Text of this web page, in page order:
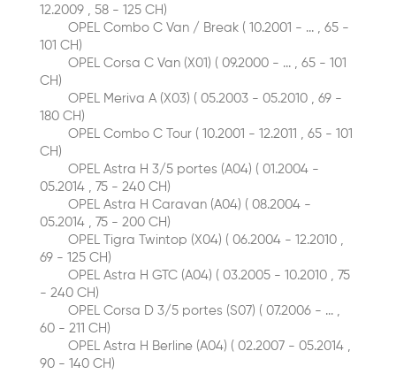
12.2009 , 58 - 125 CH)
OPEL Combo C Van / Break ( 10.2001 - ... , 65 -
101 CH)
OPEL Corsa С Van (X01) ( 09.2000 - ... , 65 - 101
CH)
OPEL Meriva A (X03) ( 05.2003 - 05.2010 , 69 -
180 CH)
OPEL Combo C Tour ( 10.2001 - 12.2011 , 65 - 101
CH)
OPEL Astra H 3/5 portes (A04) ( 01.2004 -
05.2014 , 75 - 240 CH)
OPEL Astra H Caravan (A04) ( 08.2004 -
05.2014 , 75 - 200 CH)
OPEL Tigra Twintop (X04) ( 06.2004 - 12.2010 ,
69 - 125 CH)
OPEL Astra H GTC (A04) ( 03.2005 - 10.2010 , 75
- 240 CH)
OPEL Corsa D 3/5 portes (S07) ( 07.2006 - ... ,
60 - 211 CH)
OPEL Astra H Berline (A04) ( 02.2007 - 05.2014 ,
90 - 140 CH)